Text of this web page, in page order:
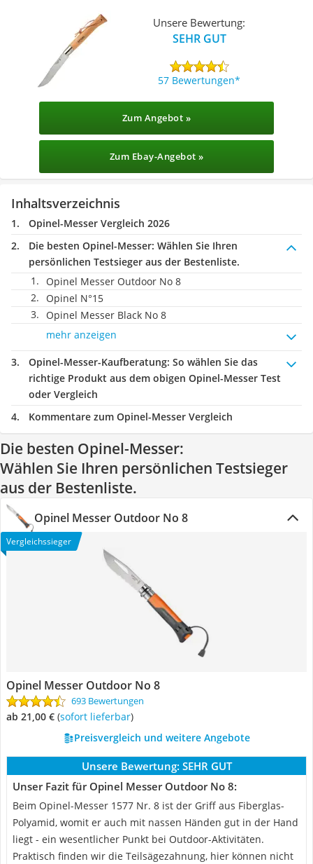
Unsere Bewertung:
SEHR GUT
57 Bewertungen
Zum Angebot »
Zum Ebay-Angebot »
Inhaltsverzeichnis
Opinel-Messer Vergleich 2026
Die besten Opinel-Messer: Wählen Sie Ihren
persönlichen Testsieger aus der Bestenliste.
Opinel Messer Outdoor No 8
Opinel N°15
Opinel Messer Black No 8
mehr anzeigen
Opinel-Messer-Kaufberatung: So wählen Sie das
richtige Produkt aus dem obigen Opinel-Messer Test
oder Vergleich
Kommentare zum Opinel-Messer Vergleich
Die besten Opinel-Messer:
Wählen Sie Ihren persönlichen Testsieger
aus der Bestenliste.
Opinel Messer Outdoor No 8
Vergleichssieger
Opinel Messer Outdoor No 8
693 Bewertungen
ab 21,00 € ( Sofort lieferbar)
Preisvergleich und weitere Angebote
Unsere Bewertung: SEHR GUT
Unser Fazit für Opinel Messer Outdoor No 8:
Beim Opinel-Messer 1577 Nr. 8 ist der Griff aus Fiberglas-
Polyamid, womit er auch mit nassen Händen gut in der Hand
liegt - ein wesentlicher Punkt bei Outdoor-Aktivitäten.
Praktisch finden wir die Teilsägezahnung, hier können nicht